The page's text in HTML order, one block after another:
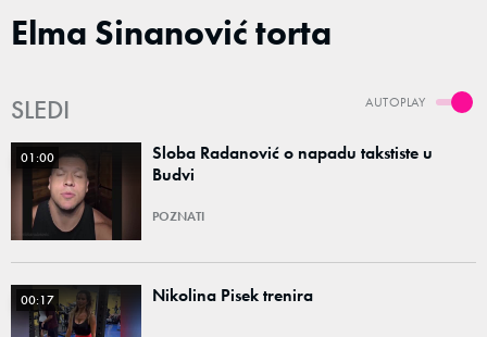
Elma Sinanović torta
AUTOPLAY
SLEDI
01:00
Sloba Radanović o napadu takstiste u
Budvi
POZNATI
00:17 Nikolina Pisek trenira